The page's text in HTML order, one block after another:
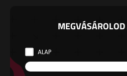
ALAP